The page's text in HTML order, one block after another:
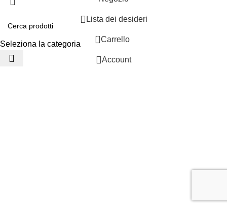
Seleziona la categoria
Lista dei desideri
0 Carrello
Account